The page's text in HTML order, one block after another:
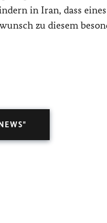
in Iran, dass eines
zu diesem